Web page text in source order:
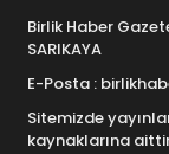
Birlik Haber
SARIKAYA
E-Posta :
Sitemizde
kaynaklarına